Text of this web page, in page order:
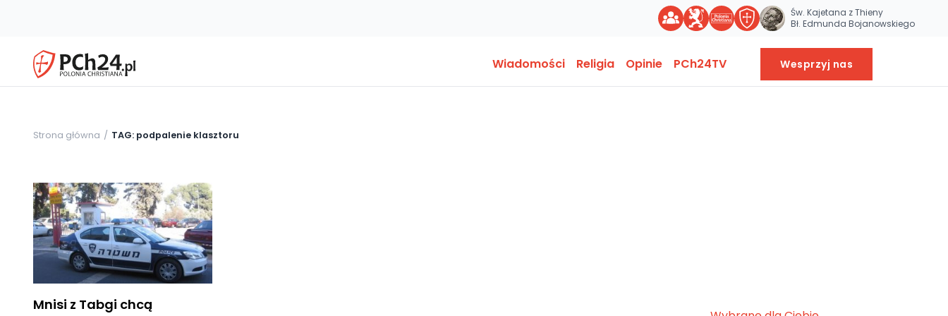
Św. Kajetana z Thieny
Bł. Edmunda Bojanowskiego
Wiadomości Religia Opinie PCh24TV Wesprzyj nas
Strona główna TAG: podpalenie klasztoru
Mnisi z Tabgi chcą